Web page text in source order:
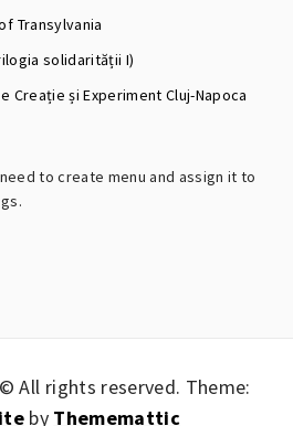
Transylvania
solidarității I)
Creație și Experiment Cluj-Napoca
to create menu and assign it to
All rights reserved. Theme:
by Thememattic